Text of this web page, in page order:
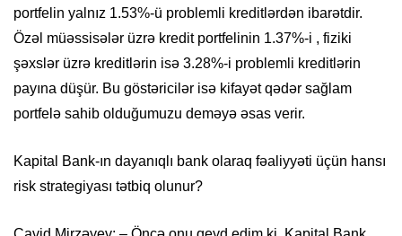
portfelin yalnız 1.53%-ü problemli kreditlərdən ibarətdir.
Özəl müəssisələr üzrə kredit portfelinin 1.37%-i , fiziki
şəxslər üzrə kreditlərin isə 3.28%-i problemli kreditlərin
payına düşür. Bu göstəricilər isə kifayət qədər sağlam
portfelə sahib olduğumuzu deməyə əsas verir.
Kapital Bank-ın dayanıqlı bank olaraq fəaliyyəti üçün hansı
risk strategiyası tətbiq olunur?